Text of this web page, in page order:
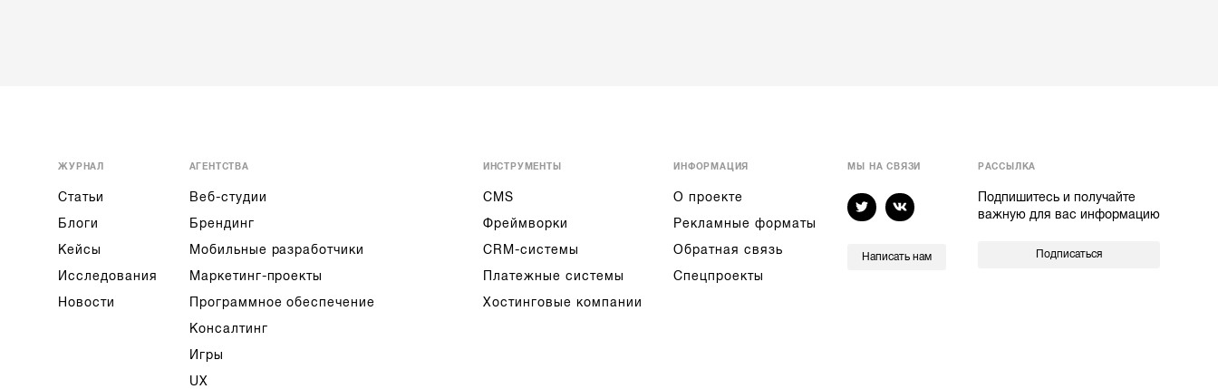
ЖУРНАЛ
Статьи
Блоги
Кейсы
Исследования
Новости
АГЕНТСТВА
Веб-студии
Брендинг
Мобильные разработчики
Маркетинг-проекты
Программное обеспечение
Консалтинг
Игры
UX
ИНСТРУМЕНТЫ
CMS
Фреймворки
CRM-системы
Платежные системы
Хостинговые компании
ИНФОРМАЦИЯ
О проекте
Рекламные форматы
Обратная связь
Спецпроекты
МЫ НА СВЯЗИ
Написать нам
РАССЫЛКА
Подпишитесь и получайте
важную для вас информацию
Подписаться